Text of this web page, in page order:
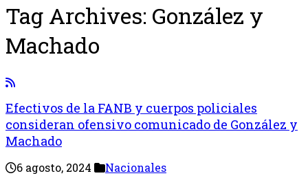
Tag Archives: González y
Machado
Efectivos de la FANB y cuerpos policiales
consideran ofensivo comunicado de González y
Machado
6 agosto, 2024 Nacionales